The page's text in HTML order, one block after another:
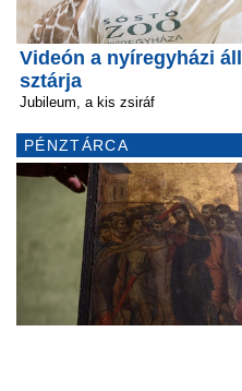
Videón a nyíregyházi
sztárja
Jubileum, a kis zsiráf
PÉNZTÁRCA